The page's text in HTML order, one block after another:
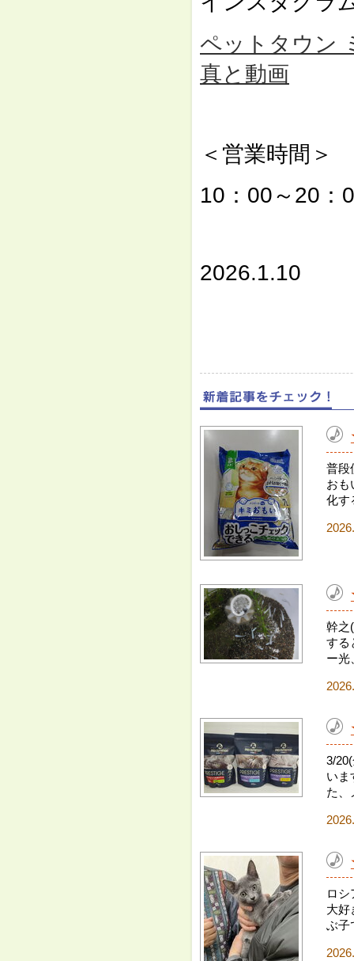
ペットタウン
真と動画
＜営業時間＞
10：00～20：
2026.1.10
普段
おも
化す
幹之
する
ー光
3/
いま
た、
ロシ
大好
ぶ子